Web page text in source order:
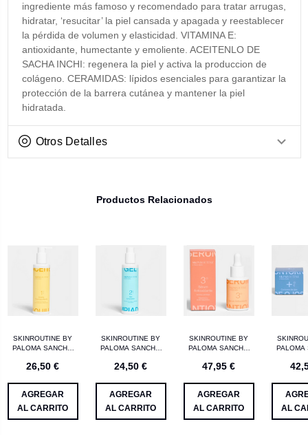
ingrediente más famoso y recomendado para tratar arrugas,
hidratar, ‘resucitar’ la piel cansada y apagada y reestablecer
la pérdida de volumen y elasticidad. VITAMINA E:
antioxidante, humectante y emoliente. ACEITENLO DE
SACHA INCHI: regenera la piel y activa la produccion de
colágeno. CERAMIDAS: lípidos esenciales para garantizar la
protección de la barrera cutánea y mantener la piel
hidratada.
Otros Detalles
Productos Relacionados
SKINROUTINE BY
PALOMA SANCHO
DESMAQUILLANTE
26,50 €
AGREGAR
AL CARRITO
SKINROUTINE BY
PALOMA SANCHO
200ML
24,50 €
AGREGAR
AL CARRITO
SKINROUTINE BY
PALOMA SANCHO
ANTIOXIDANTE
47,95 €
AGREGAR
AL CARRITO
PALOMA
AL